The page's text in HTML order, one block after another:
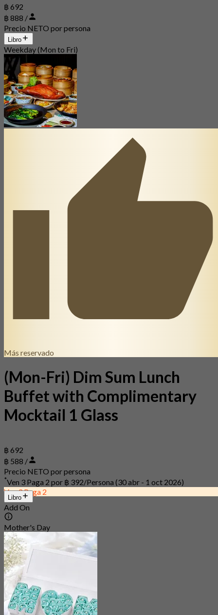
฿ 692
฿ 888 /
Precio NETO por persona
Libro
Weekday (Mon to Fri)
Más reservado
(Mon-Fri) Dim Sum Lunch
Buffet with Complimentary
Mocktail 1 Glass
฿ 692
฿ 588 /
Precio NETO por persona
*Ven 3 Paga 2 por ฿ 392/Persona (30 abr - 1 oct 2026)
Ven 3 Paga 2
Libro
Add On
Mother's Day